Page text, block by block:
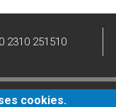
2310 251510
Tous droits
cookies.